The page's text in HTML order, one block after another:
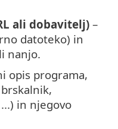
ali dobavitelj) –
datoteko) in
nanjo.
opis programa,
in njegovo